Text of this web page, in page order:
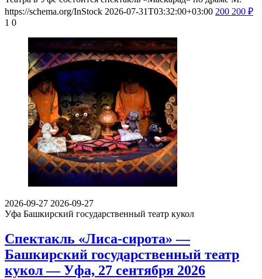
https://schema.org/InStock 2026-07-31T03:32:00+03:00 200 200 ₽
1 0
2026-09-27 2026-09-27
Уфа Башкирский государственный театр кукол
Спектакль «Лиса-сирота» —
Башкирский государственный театр
кукол — Уфа, 27 сентября 2026